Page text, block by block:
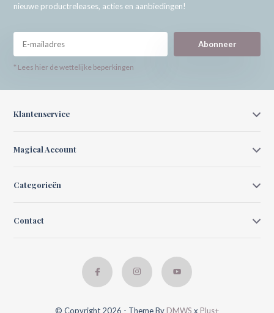
nieuwe productreleases, acties en aanbiedingen!
Abonneer
* Lees hier de wettelijke beperkingen
Klantenservice
Magical Account
Categorieën
Contact
© Copyright 2026 - Theme By DMWS x Plus+